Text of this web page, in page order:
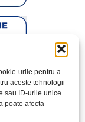
urile pentru a
aceste tehnologii
sau ID-urile unice
poate afecta